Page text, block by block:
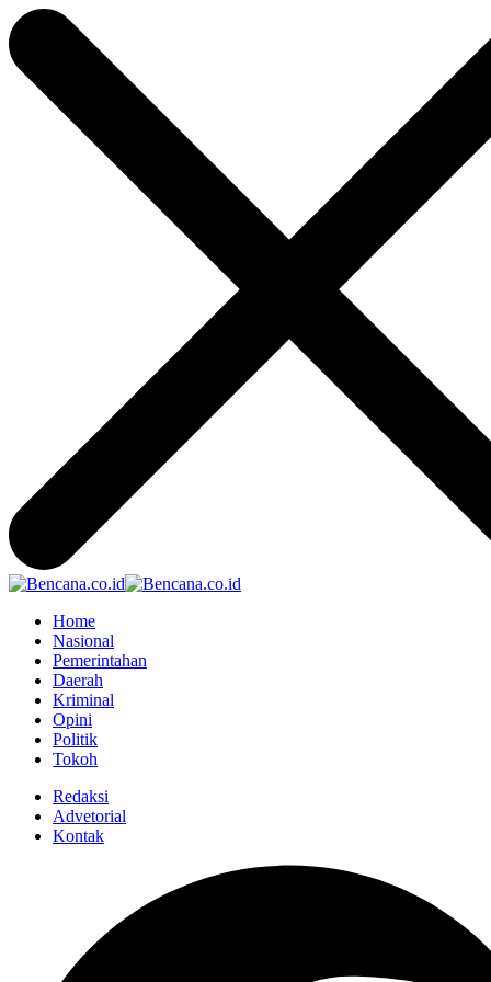
Home
Nasional
Pemerintahan
Daerah
Kriminal
Opini
Politik
Tokoh
Redaksi
Advetorial
Kontak